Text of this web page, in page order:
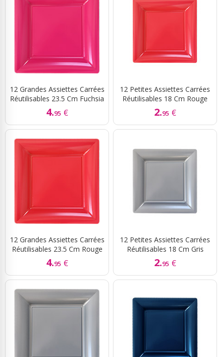
12 Grandes Assiettes Carrées
Réutilisables 23.5 Cm Fuchsia
4.95 €
12 Petites Assiettes Carrées
Réutilisables 18 Cm Rouge
2.95 €
12 Grandes Assiettes Carrées
Réutilisables 23.5 Cm Rouge
4.95 €
12 Petites Assiettes Carrées
Réutilisables 18 Cm Gris
2.95 €